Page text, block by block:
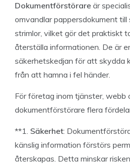
Dokumentförstörare är
omvandlar pappersdokument till
strimlor, vilket gör det praktiskt
återställa informationen. De är
säkerhetskedjan för att skydda
från att hamna i fel händer.
För företag inom tjänster, webb
dokumentförstörare flera
**1. Säkerhet:
känslig information förstörs
återskapas. Detta minskar